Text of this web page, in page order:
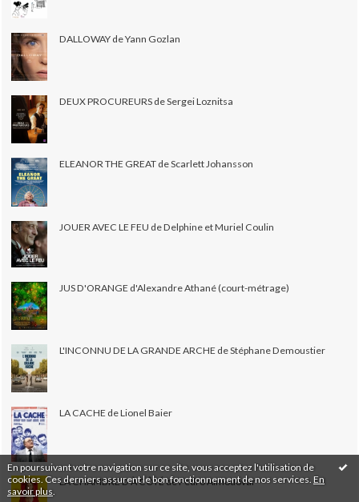
En poursuivant votre navigation sur ce site, vous acceptez l'utilisation de
cookies. Ces derniers assurent le bon fonctionnement de nos services. En
savoir plus
DALLOWAY de Yann Gozlan
DEUX PROCUREURS de Sergei Loznitsa
ELEANOR THE GREAT de Scarlett Johansson
JOUER AVEC LE FEU de Delphine et Muriel Coulin
JUS D'ORANGE d'Alexandre Athané (court-métrage)
L'INCONNU DE LA GRANDE ARCHE de Stéphane Demoustier
LA CACHE de Lionel Baier
LA CHAMBRE D'À CÔTÉ de Pedro Almodovar